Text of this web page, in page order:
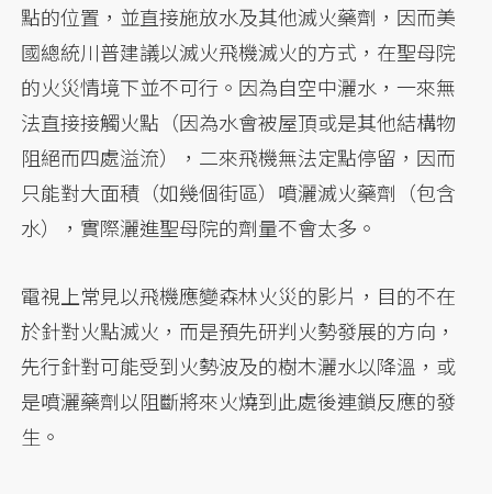
點的位置，並直接施放水及其他滅火藥劑，因而美
國總統川普建議以滅火飛機滅火的方式，在聖母院
的火災情境下並不可行。因為自空中灑水，一來無
法直接接觸火點（因為水會被屋頂或是其他結構物
阻絕而四處溢流），二來飛機無法定點停留，因而
只能對大面積（如幾個街區）噴灑滅火藥劑（包含
水），實際灑進聖母院的劑量不會太多。
電視上常見以飛機應變森林火災的影片，目的不在
於針對火點滅火，而是預先研判火勢發展的方向，
先行針對可能受到火勢波及的樹木灑水以降溫，或
是噴灑藥劑以阻斷將來火燒到此處後連鎖反應的發
生。